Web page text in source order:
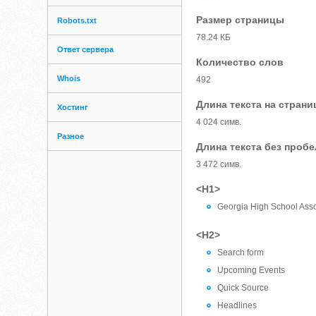
Robots.txt
Ответ сервера
Whois
Хостинг
Разное
Размер страницы
78.24 КБ
Количество слов
492
Длина текста на
4 024 симв.
Длина текста без
3 472 симв.
<H1>
Georgia High School
<H2>
Search form
Upcoming Events
Quick Source
Headlines